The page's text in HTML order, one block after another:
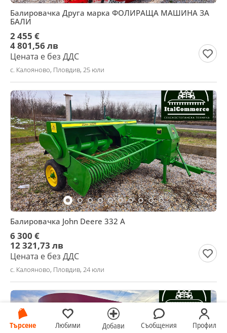
Търсене Любими Добави Съобщения Профил
Балировачка Друга марка ФОЛИРАЩА МАШИНА ЗА
БАЛИ
2 455 €
4 801,56 лв
Цената е без ДДС
с. Калояново, Пловдив, 25 юли
Балировачка John Deere 332 A
6 300 €
12 321,73 лв
Цената е без ДДС
с. Калояново, Пловдив, 24 юли